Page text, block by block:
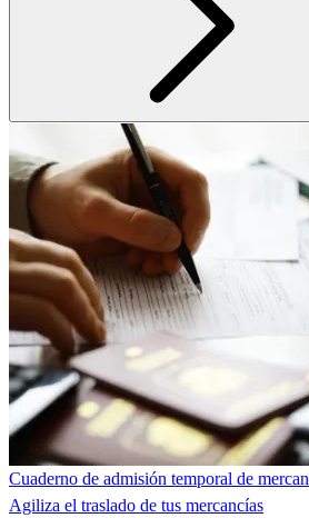
Cuaderno de admisión temporal de
Agiliza el traslado de tus mercancías